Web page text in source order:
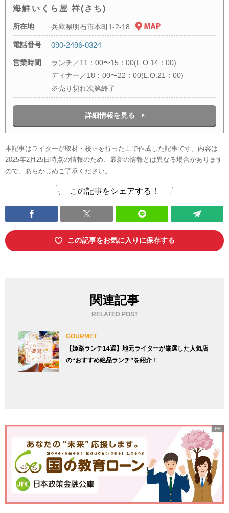
海鮮いくら屋 祥(さち)
所在地 兵庫県明石市本町1-2-18
電話番号 090-2496-0324
営業時間
ランチ／11：00〜15：00(L.O.14：00)
ディナー／18：00〜22：00(L.O.21：00)
※売り切れ次第終了
詳細情報を見る
本記事はライターが取材・校正を行った上で作成した記事です。内容は
2025年2月25日時点の情報のため、最新の情報とは異なる場合があります
ので、あらかじめご了承ください。
この記事をシェアする！
この記事をお気に入りに保存する
関連記事
RELATED POST
GOURMET
【姫路ランチ14選】地元ライターが厳選した人気店
の“おすすめ絶品ランチ”を紹介！